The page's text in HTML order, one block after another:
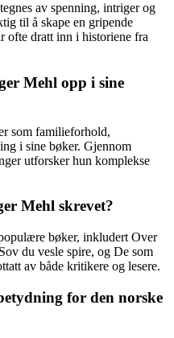
av spenning, intriger og
til å skape en gripende
ofte dratt inn i historiene fra
Mehl opp i sine
som familieforhold,
i sine bøker. Gjennom
utforsker hun komplekse
Mehl skrevet?
bøker, inkludert Over
du vesle spire, og De som
av både kritikere og lesere.
for den norske